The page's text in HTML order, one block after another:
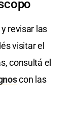
y revisar las
visitar el
consultá el
con las